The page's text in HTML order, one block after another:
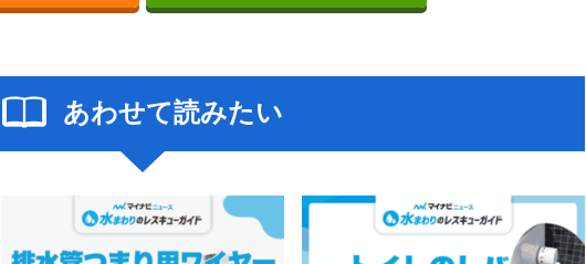
あわせて読みたい